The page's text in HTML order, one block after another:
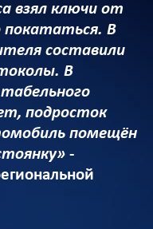
взял ключи от
В
составили
В
подросток
помещён
-